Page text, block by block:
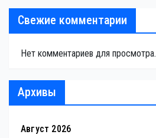
Свежие комментарии
Нет комментариев для просмотра.
Архивы
Август 2026